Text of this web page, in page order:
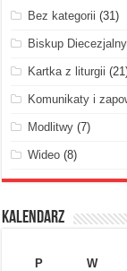
Bez kategorii (31)
Biskup Diecezjalny
Kartka z liturgii
Komunikaty i
Modlitwy (7)
Wideo (8)
Kalendarz
P
W